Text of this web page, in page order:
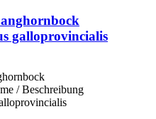
galloprovincialis
/ Beschreibung